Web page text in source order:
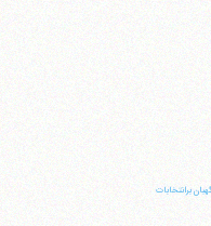
منتظری، كوچه